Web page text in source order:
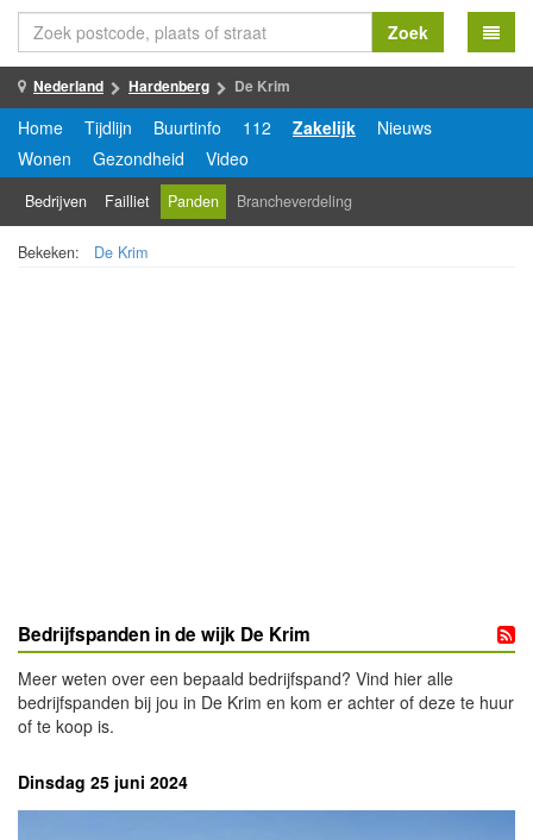
Zoek
Nederland Hardenberg De Krim
Home Tijdlijn Buurtinfo 112 Zakelijk
Nieuws
Wonen
Gezondheid Video
Bedrijven Failliet Panden Brancheverdeling
Bekeken: De Krim
Bedrijfspanden in de wijk De Krim
Meer weten over een bepaald bedrijfspand? Vind hier alle
bedrijfspanden bij jou in De Krim en kom er achter of deze te huur
of te koop is.
Dinsdag 25 juni 2024